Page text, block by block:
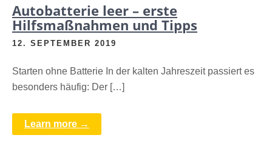
Autobatterie leer – erste
Hilfsmaßnahmen und Tipps
12. SEPTEMBER 2019
Starten ohne Batterie In der kalten Jahreszeit passiert es
besonders häufig: Der […]
Learn more →